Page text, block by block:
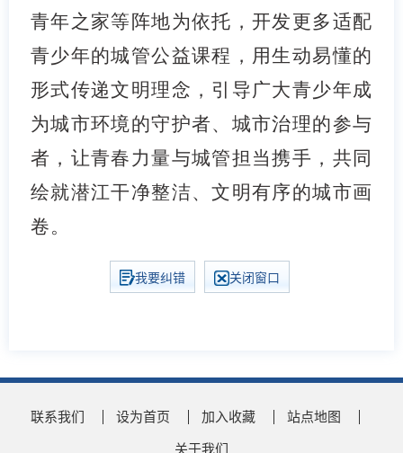
青年之家等阵地为依托，开发更多适配
青少年的城管公益课程，用生动易懂的
形式传递文明理念，引导广大青少年成
为城市环境的守护者、城市治理的参与
者，让青春力量与城管担当携手，共同
绘就潜江干净整洁、文明有序的城市画
卷。
我要纠错 关闭窗口
联系我们 设为首页 加入收藏
站点地图
关于我们